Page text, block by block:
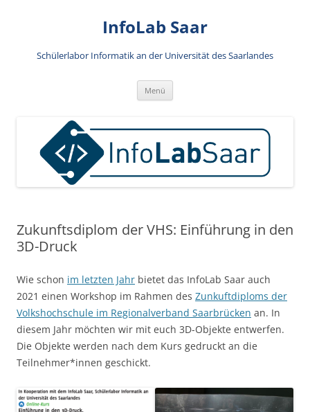
InfoLab Saar
Schülerlabor Informatik an der Universität des Saarlandes
Menü
Zukunftsdiplom der VHS: Einführung in den
3D-Druck
Wie schon im letzten Jahr bietet das InfoLab Saar auch
2021 einen Workshop im Rahmen des Zunkuftdiploms der
Volkshochschule im Regionalverband Saarbrücken an. In
diesem Jahr möchten wir mit euch 3D-Objekte entwerfen.
Die Objekte werden nach dem Kurs gedruckt an die
Teilnehmer*innen geschickt.